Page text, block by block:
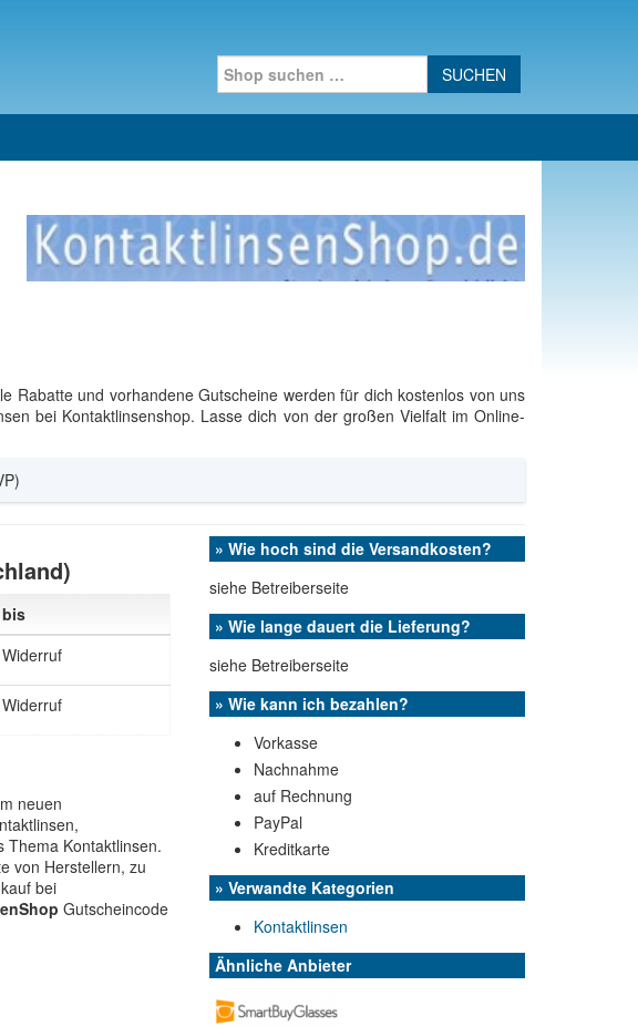
Search for:
Rabatte und vorhandene Gutscheine werden für dich kostenlos von uns
bei Kontaktlinsenshop. Lasse dich von der großen Vielfalt im Online-
neuen
Thema Kontaktlinsen.
von Herstellern, zu
bei
Gutscheincode
» Wie hoch sind die Versandkosten?
siehe Betreiberseite
» Wie lange dauert die Lieferung?
siehe Betreiberseite
» Wie kann ich bezahlen?
Vorkasse
Nachnahme
auf Rechnung
PayPal
Kreditkarte
» Verwandte Kategorien
Kontaktlinsen
Ähnliche Anbieter